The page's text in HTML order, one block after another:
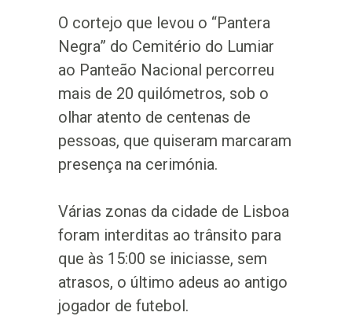
O cortejo que levou o “Pantera
Negra” do Cemitério do Lumiar
ao Panteão Nacional percorreu
mais de 20 quilómetros, sob o
olhar atento de centenas de
pessoas, que quiseram marcaram
presença na cerimónia.
Várias zonas da cidade de Lisboa
foram interditas ao trânsito para
que às 15:00 se iniciasse, sem
atrasos, o último adeus ao antigo
jogador de futebol.